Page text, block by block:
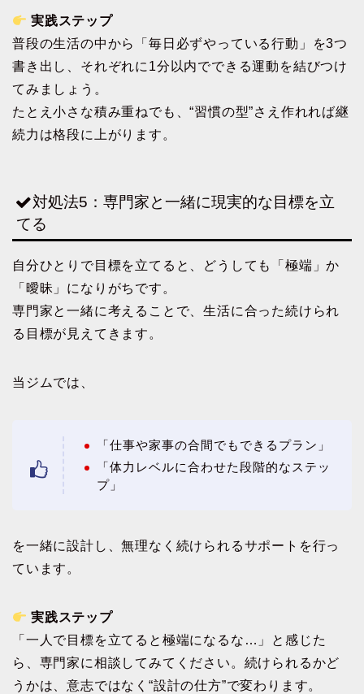
実践ステップ
普段の生活の中から「毎日必ずやっている行動」を3つ
書き出し、それぞれに1分以内でできる運動を結びつけ
てみましょう。
たとえ小さな積み重ねでも、“習慣の型”さえ作れれば継
続力は格段に上がります。
対処法5：専門家と一緒に現実的な目標を立
てる
自分ひとりで目標を立てると、どうしても「極端」か
「曖昧」になりがちです。
専門家と一緒に考えることで、生活に合った続けられ
る目標が見えてきます。
当ジムでは、
「仕事や家事の合間でもできるプラン」
「体力レベルに合わせた段階的なステッ
プ」
を一緒に設計し、無理なく続けられるサポートを行っ
ています。
実践ステップ
「一人で目標を立てると極端になるな…」と感じた
ら、専門家に相談してみてください。続けられるかど
うかは、意志ではなく“設計の仕方”で変わります。